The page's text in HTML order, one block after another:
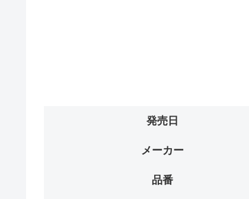
発売日
メーカー
品番